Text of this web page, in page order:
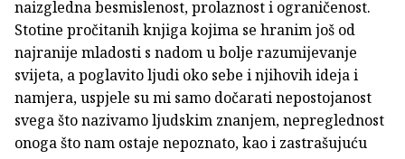
naizgledna besmislenost, prolaznost i ograničenost.
Stotine pročitanih knjiga kojima se hranim još od
najranije mladosti s nadom u bolje razumijevanje
svijeta, a poglavito ljudi oko sebe i njihovih ideja i
namjera, uspjele su mi samo dočarati nepostojanost
svega što nazivamo ljudskim znanjem, nepreglednost
onoga što nam ostaje nepoznato, kao i zastrašujuću